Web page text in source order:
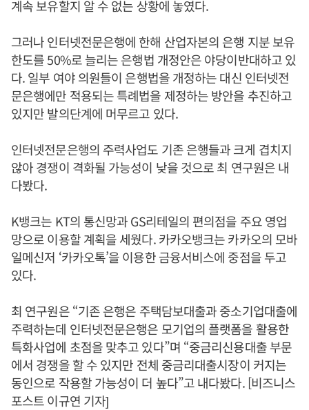
계속 보유할지 알 수 없는 상황에 놓였다.
그러나 인터넷전문은행에 한해 산업자본의 은행 지분 보유
한도를 50%로 늘리는 은행법 개정안은 야당이반대하고 있
다. 일부 여야 의원들이 은행법을 개정하는 대신 인터넷전
문은행에만 적용되는 특례법을 제정하는 방안을 추진하고
있지만 발의단계에 머무르고 있다.
인터넷전문은행의 주력사업도 기존 은행들과 크게 겹치지
않아 경쟁이 격화될 가능성이 낮을 것으로 최 연구원은 내
다봤다.
K뱅크는 KT의 통신망과 GS리테일의 편의점을 주요 영업
망으로 이용할 계획을 세웠다. 카카오뱅크는 카카오의 모바
일메신저 ‘카카오톡’을 이용한 금융서비스에 중점을 두고
있다.
최 연구원은 “기존 은행은 주택담보대출과 중소기업대출에
주력하는데 인터넷전문은행은 모기업의 플랫폼을 활용한
특화사업에 초점을 맞추고 있다”며 “중금리신용대출 부문
에서 경쟁을 할 수 있지만 전체 중금리대출시장이 커지는
동인으로 작용할 가능성이 더 높다”고 내다봤다. [비즈니스
포스트 이규연 기자]